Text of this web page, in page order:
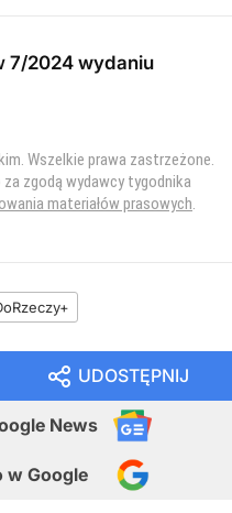
7/2024 wydaniu
Wszelkie prawa zastrzeżone.
zgodą wydawcy tygodnika
materiałów prasowych.
UDOSTĘPNIJ
News
w Google